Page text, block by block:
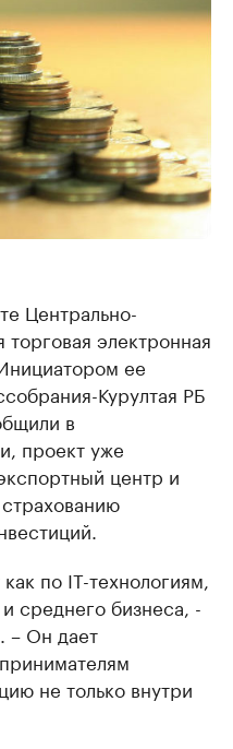
Центрально-
электронная
ее
Курултая РБ
в
проект уже
центр и
по IT-технологиям,
среднего бизнеса, -
– Он дает
не только внутри